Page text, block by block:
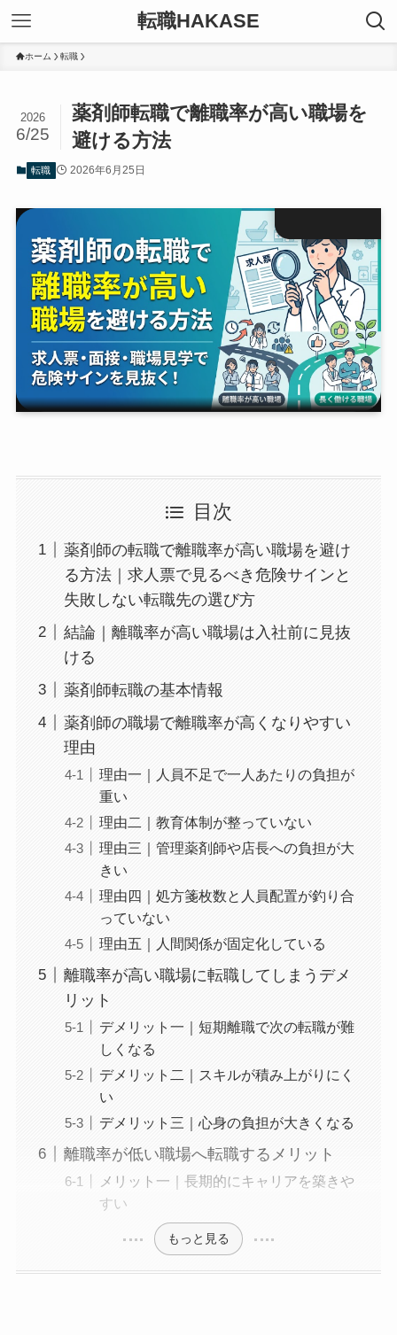
転職HAKASE
ホーム 転職
薬剤師転職で離職率が高い職場を
避ける方法
2026
6/25
転職 2026年6月25日
目次
薬剤師の転職で離職率が高い職場を避け
る方法｜求人票で見るべき危険サインと
失敗しない転職先の選び方
結論｜離職率が高い職場は入社前に見抜
ける
薬剤師転職の基本情報
薬剤師の職場で離職率が高くなりやすい
理由
理由一｜人員不足で一人あたりの負担が
重い
理由二｜教育体制が整っていない
理由三｜管理薬剤師や店長への負担が大
きい
理由四｜処方箋枚数と人員配置が釣り合
っていない
理由五｜人間関係が固定化している
離職率が高い職場に転職してしまうデメ
リット
デメリット一｜短期離職で次の転職が難
しくなる
デメリット二｜スキルが積み上がりにく
い
デメリット三｜心身の負担が大きくなる
離職率が低い職場へ転職するメリット
メリット一｜長期的にキャリアを築きや
すい
もっと見る